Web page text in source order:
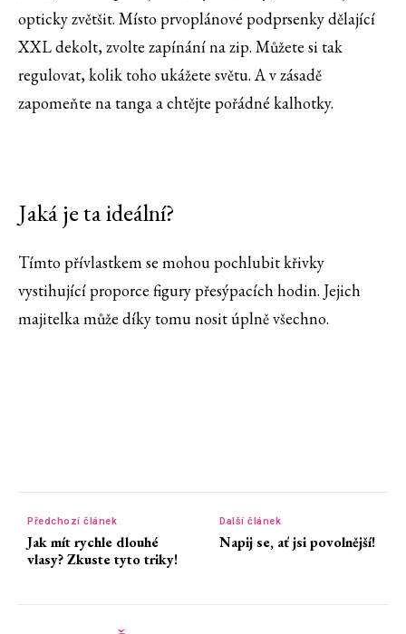
opticky zvětšit. Místo prvoplánové podprsenky dělající
XXL dekolt, zvolte zapínání na zip. Můžete si tak
regulovat, kolik toho ukážete světu. A v zásadě
zapomeňte na tanga a chtějte pořádné kalhotky.
Jaká je ta ideální?
Tímto přívlastkem se mohou pochlubit křivky
vystihující proporce figury přesýpacích hodin. Jejich
majitelka může díky tomu nosit úplně všechno.
Předchozí článek
Jak mít rychle dlouhé
vlasy? Zkuste tyto triky!
Další článek
Napij se, ať jsi povolnější!